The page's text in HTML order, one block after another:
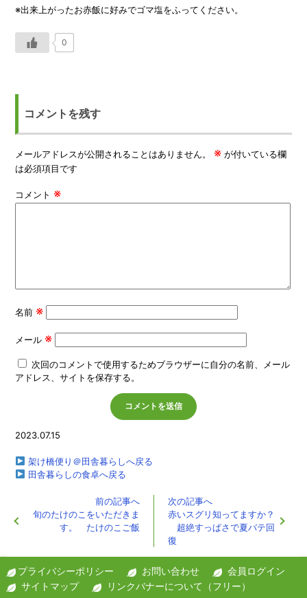
※出来上がったお赤飯に好みでゴマ塩をふってください。
0
コメントを残す
メールアドレスが公開されることはありません。 ※ が付いている欄
は必須項目です
コメント ※
名前 ※
メール ※
次回のコメントで使用するためブラウザーに自分の名前、メール
アドレス、サイトを保存する。
2023.07.15
架け橋便り＠田舎暮らしへ戻る
田舎暮らしの食卓へ戻る
前の記事へ
旬のたけのこをいただきま
す。 たけのこご飯
次の記事へ
赤いスグリ知ってますか？
超絶すっぱさで夏バテ回
復
プライバシーポリシー お問い合わせ
会員ログイン
サイトマップ
リンクバナーについて（フリー）